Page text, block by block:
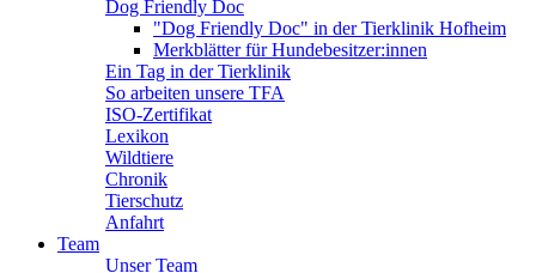
Dog Friendly Doc
"Dog Friendly Doc" in der Tierklinik Hofheim
Merkblätter für Hundebesitzer:innen
Ein Tag in der Tierklinik
So arbeiten unsere TFA
ISO-Zertifikat
Lexikon
Wildtiere
Chronik
Tierschutz
Anfahrt
Team
Unser Team